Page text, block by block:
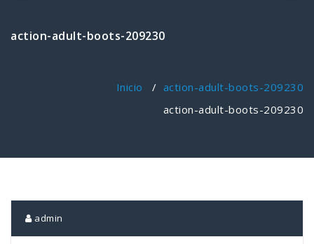
action-adult-boots-209230
Inicio / action-adult-boots-209230
action-adult-boots-209230
admin